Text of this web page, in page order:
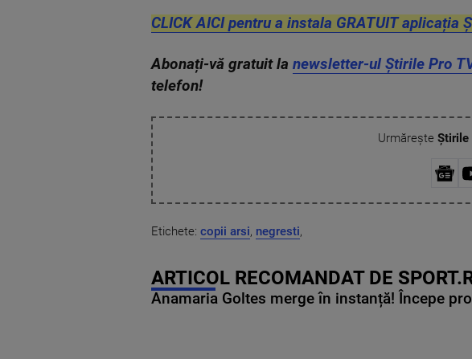
CLICK AICI pentru a instala GRATUIT
Abonați-vă gratuit la newsletter-ul Știrile Pro
telefon!
Urmărește Știrile
Etichete: copii arsi, negresti,
ARTICOL RECOMANDAT DE
Anamaria Goltes merge în instanță! Începe